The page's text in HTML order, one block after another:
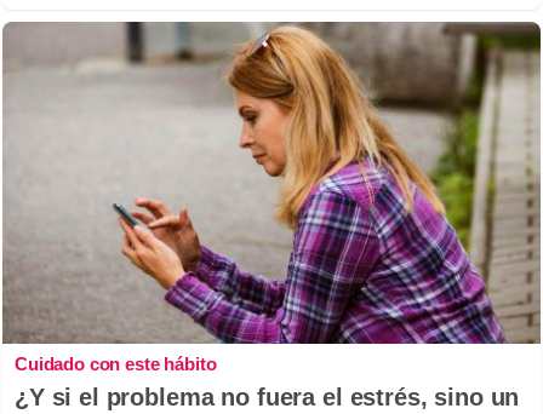
Cuidado con este hábito
¿Y si el problema no fuera el estrés, sino un